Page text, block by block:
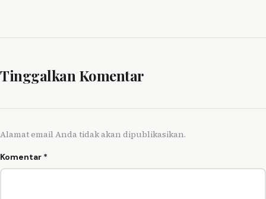
Tinggalkan Komentar
Alamat email Anda tidak akan dipublikasikan.
Komentar *